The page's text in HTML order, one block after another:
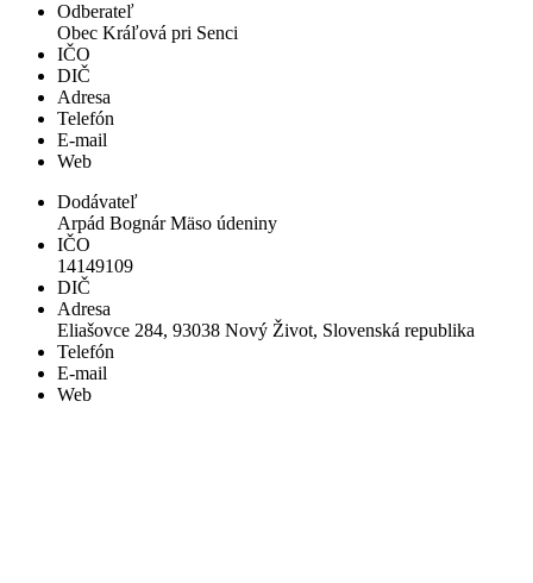
Odberateľ
Obec Kráľová pri Senci
IČO
DIČ
Adresa
Telefón
E-mail
Web
Dodávateľ
Arpád Bognár Mäso údeniny
IČO
14149109
DIČ
Adresa
Eliašovce 284, 93038 Nový Život, Slovenská republika
Telefón
E-mail
Web